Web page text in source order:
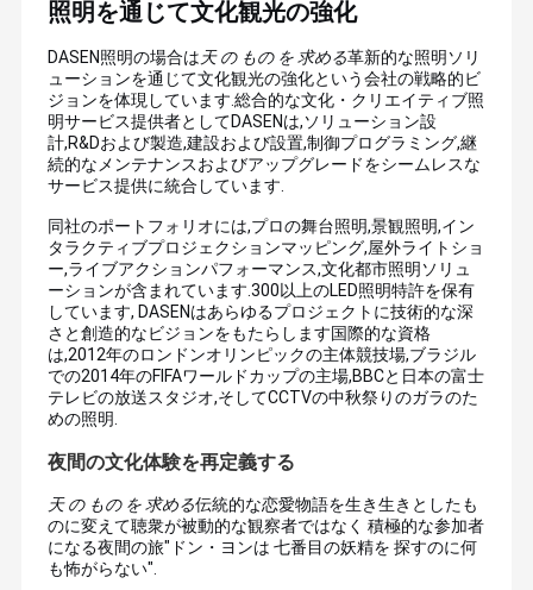
照明を通じて文化観光の強化
DASEN照明の場合は天 の もの を 求める革新的な照明ソリ
ューションを通じて文化観光の強化という会社の戦略的ビ
ジョンを体現しています.総合的な文化・クリエイティブ照
明サービス提供者としてDASENは,ソリューション設
計,R&Dおよび製造,建設および設置,制御プログラミング,継
続的なメンテナンスおよびアップグレードをシームレスな
サービス提供に統合しています
同社のポートフォリオには,プロの舞台照明,景観照明,イン
タラクティブプロジェクションマッピング,屋外ライトショ
ー,ライブアクションパフォーマンス,文化都市照明ソリュ
ーションが含まれています.300以上のLED照明特許を保有
しています, DASENはあらゆるプロジェクトに技術的な深
さと創造的なビジョンをもたらします国際的な資格
は,2012年のロンドンオリンピックの主体競技場,ブラジル
での2014年のFIFAワールドカップの主場,BBCと日本の富士
テレビの放送スタジオ,そしてCCTVの中秋祭りのガラのた
めの照明
夜間の文化体験を再定義する
天 の もの を 求める伝統的な恋愛物語を生き生きとしたも
のに変えて聴衆が被動的な観察者ではなく 積極的な参加者
になる夜間の旅"ドン・ヨンは 七番目の妖精を 探すのに何
も怖がらない"